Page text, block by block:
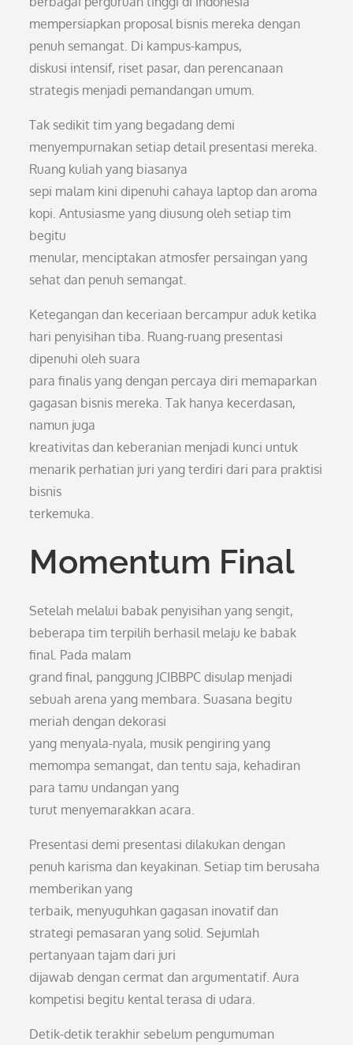
mempersiapkan proposal bisnis mereka dengan
penuh semangat. Di kampus-kampus,
diskusi intensif, riset pasar, dan perencanaan
strategis menjadi pemandangan umum.
Tak sedikit tim yang begadang demi
menyempurnakan setiap detail presentasi mereka.
Ruang kuliah yang biasanya
sepi malam kini dipenuhi cahaya laptop dan aroma
kopi. Antusiasme yang diusung oleh setiap tim
begitu
menular, menciptakan atmosfer persaingan yang
sehat dan penuh semangat.
Ketegangan dan keceriaan bercampur aduk ketika
hari penyisihan tiba. Ruang-ruang presentasi
dipenuhi oleh suara
para finalis yang dengan percaya diri memaparkan
gagasan bisnis mereka. Tak hanya kecerdasan,
namun juga
kreativitas dan keberanian menjadi kunci untuk
menarik perhatian juri yang terdiri dari para praktisi
bisnis
terkemuka.
Momentum Final
Setelah melalui babak penyisihan yang sengit,
beberapa tim terpilih berhasil melaju ke babak
final. Pada malam
grand final, panggung JCIBBPC disulap menjadi
sebuah arena yang membara. Suasana begitu
meriah dengan dekorasi
yang menyala-nyala, musik pengiring yang
memompa semangat, dan tentu saja, kehadiran
para tamu undangan yang
turut menyemarakkan acara.
Presentasi demi presentasi dilakukan dengan
penuh karisma dan keyakinan. Setiap tim berusaha
memberikan yang
terbaik, menyuguhkan gagasan inovatif dan
strategi pemasaran yang solid. Sejumlah
pertanyaan tajam dari juri
dijawab dengan cermat dan argumentatif. Aura
kompetisi begitu kental terasa di udara.
Detik-detik terakhir sebelum pengumuman